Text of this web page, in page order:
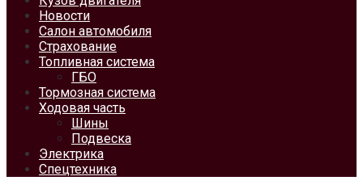
Новости
Салон автомобиля
Страхование
Топливная система
ГБО
Тормозная система
Ходовая часть
Шины
Подвеска
Электрика
Спецтехника